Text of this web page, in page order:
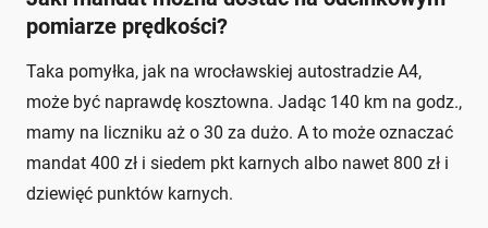
pomiarze prędkości?
Taka pomyłka, jak na wrocławskiej autostradzie A4,
może być naprawdę kosztowna. Jadąc 140 km na godz.,
mamy na liczniku aż o 30 za dużo. A to może oznaczać
mandat 400 zł i siedem pkt karnych albo nawet 800 zł i
dziewięć punktów karnych.